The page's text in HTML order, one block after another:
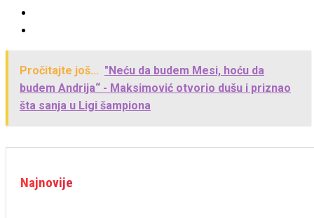
Pročitajte još... "Neću da budem Mesi, hoću da
budem Andrija“ - Maksimović otvorio dušu i priznao
šta sanja u Ligi šampiona
Najnovije